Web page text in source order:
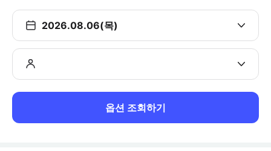
2026.08.06(목)
옵션 조회하기